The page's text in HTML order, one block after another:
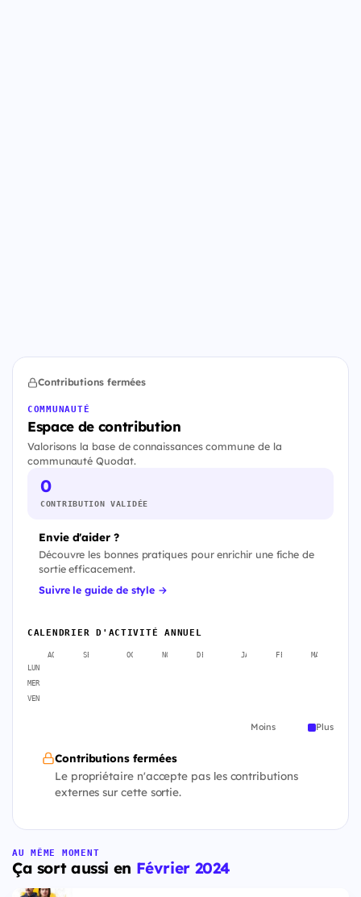
Contributions fermées
COMMUNAUTÉ
Espace de contribution
Valorisons la base de connaissances commune de la
communauté Quodat.
0
CONTRIBUTION VALIDÉE
Envie d'aider ?
Découvre les bonnes pratiques pour enrichir une fiche de
sortie efficacement.
Suivre le guide de style →
CALENDRIER D'ACTIVITÉ ANNUEL
AOÛT SEPT. OCT. NOV. DÉC. JANV. FÉVR. MARS
LUN
MER
VEN
Moins Plus
Contributions fermées
Le propriétaire n'accepte pas les contributions
externes sur cette sortie.
AU MÊME MOMENT
Ça sort aussi en Février 2024